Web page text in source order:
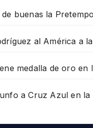
buenas la
al América a
medalla de oro en
a Cruz Azul en la